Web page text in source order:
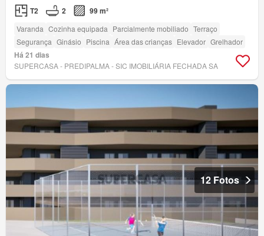
T2 2 99 m²
Varanda Cozinha equipada Parcialmente mobiliado Terraço
Segurança Ginásio Piscina Área das crianças Elevador Grelhador
Há 21 dias
SUPERCASA - PREDIPALMA - SIC IMOBILIÁRIA FECHADA SA
12 Fotos